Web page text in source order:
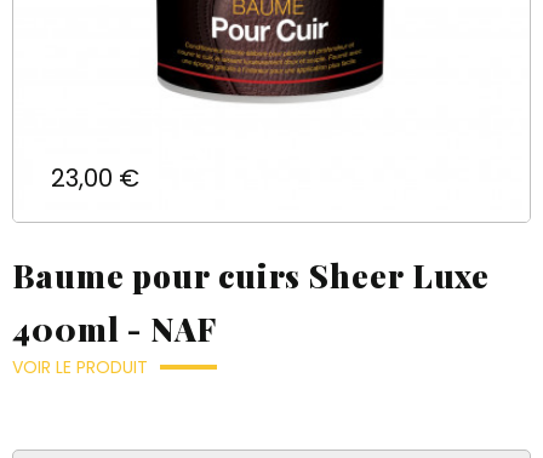
Prix
23,00 €
Baume pour cuirs Sheer Luxe
400ml - NAF
VOIR LE PRODUIT